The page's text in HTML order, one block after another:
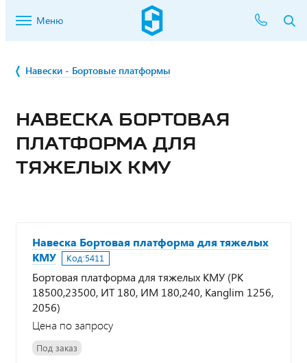
Меню
Навески - Бортовые платформы
НАВЕСКА БОРТОВАЯ
ПЛАТФОРМА ДЛЯ
ТЯЖЕЛЫХ КМУ
Навеска Бортовая платформа для тяжелых
КМУ
Код:5411
Бортовая платформа для тяжелых КМУ (РК
18500,23500, ИТ 180, ИМ 180,240, Kanglim 1256,
2056)
Цена по запросу
Под заказ